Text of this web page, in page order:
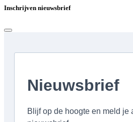
Inschrijven nieuwsbrief